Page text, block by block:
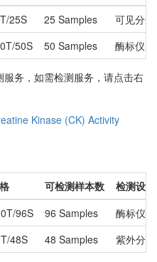
25S 25 Samples
可见分
50S 50 Samples 酶标仪
务，如需检测服务，请点击右
Kinase (CK) Activity
可检测样本数
检测设备
96S 96 Samples
酶标仪
48S 48 Samples 紫外分